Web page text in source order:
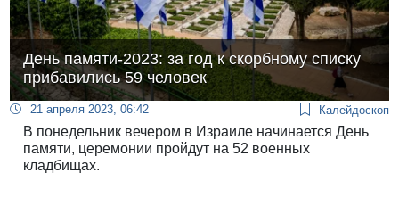
День памяти-2023: за год к скорбному списку
прибавились 59 человек
21 апреля 2023, 06:42 Калейдоскоп
В понедельник вечером в Израиле начинается День
памяти, церемонии пройдут на 52 военных
кладбищах.